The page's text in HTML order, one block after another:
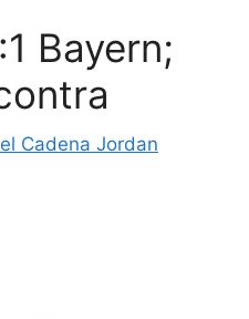
Bayern;
Cadena Jordan